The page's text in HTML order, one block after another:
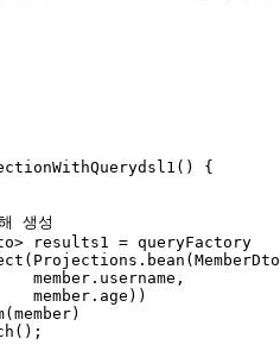
()
{
생성
> results1 = queryFactory
( Projections . bean (MemberDto
member . username ,
member . age ))
(member)
() ;